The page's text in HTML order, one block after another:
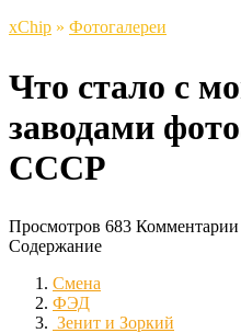
xСhip » Фотогалереи
Что стало с
заводами
СССР
Просмотров 683 Комментарии
Содержание
Смена
ФЭД
Зенит и Зоркий